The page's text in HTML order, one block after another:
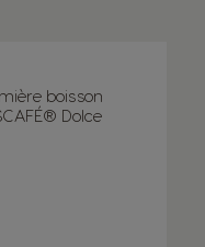
boisson
Dolce